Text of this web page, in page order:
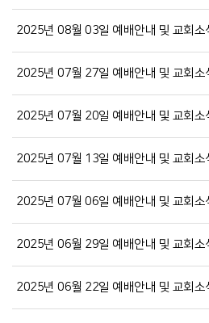
2025년 08월 03일 예배안내 및 교회소
2025년 07월 27일 예배안내 및 교회소
2025년 07월 20일 예배안내 및 교회소
2025년 07월 13일 예배안내 및 교회소
2025년 07월 06일 예배안내 및 교회소
2025년 06월 29일 예배안내 및 교회소
2025년 06월 22일 예배안내 및 교회소